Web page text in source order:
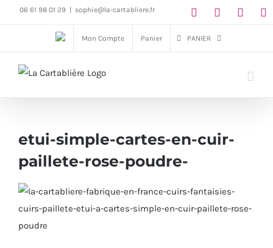
Passer06 61 98 01 29 sophie@la-cartabliere.fr
Mon Compte Panier PANIER
etui-simple-cartes-en-cuir-
paillete-rose-poudre-